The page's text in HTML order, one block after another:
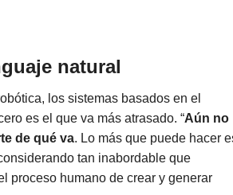
natural
los sistemas basados en el
es el que va más atrasado. “Aún no
de qué va. Lo más que puede hacer
tan inabordable que
proceso humano de crear y generar